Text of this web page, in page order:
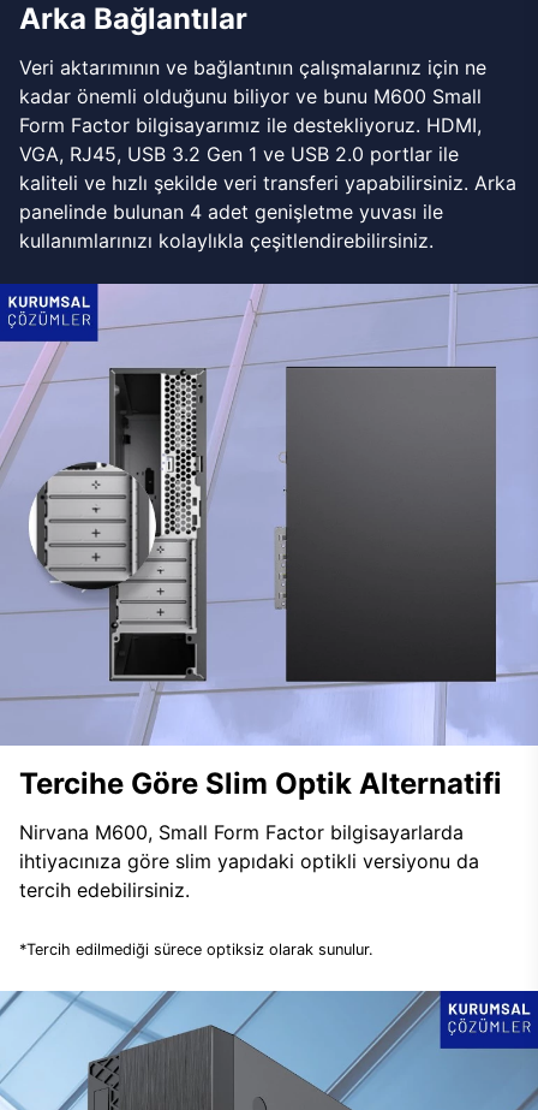
Arka Bağlantılar
Veri aktarımının ve bağlantının çalışmalarınız için ne
kadar önemli olduğunu biliyor ve bunu M600 Small
Form Factor bilgisayarımız ile destekliyoruz. HDMI,
VGA, RJ45, USB 3.2 Gen 1 ve USB 2.0 portlar ile
kaliteli ve hızlı şekilde veri transferi yapabilirsiniz. Arka
panelinde bulunan 4 adet genişletme yuvası ile
kullanımlarınızı kolaylıkla çeşitlendirebilirsiniz.
Tercihe Göre Slim Optik Alternatifi
Nirvana M600, Small Form Factor bilgisayarlarda
ihtiyacınıza göre slim yapıdaki optikli versiyonu da
tercih edebilirsiniz.
*Tercih edilmediği sürece optiksiz olarak sunulur.